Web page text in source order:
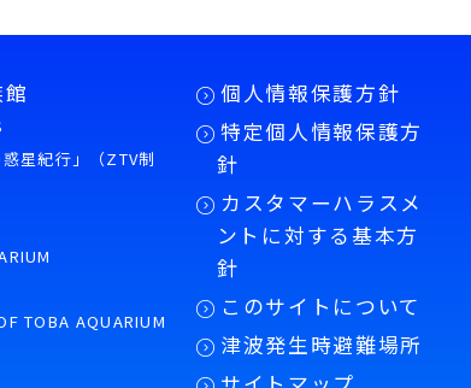
星紀行」（ZTV制
TOBA AQUARIUM
個人情報保護方針
特定個人情報保護方
針
カスタマーハラスメ
ントに対する基本方
針
このサイトについて
津波発生時避難場所